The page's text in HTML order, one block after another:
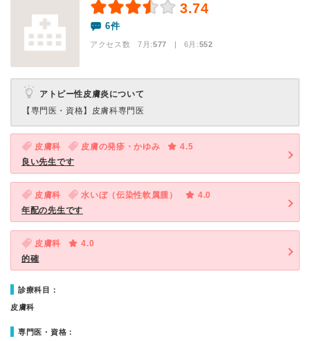
3.74
6件
アクセス数 7月:577 | 6月:552
アトピー性皮膚炎について
【専門医・資格】 皮膚科専門医
皮膚科 皮膚の発疹・かゆみ
4.5
良い先生です
皮膚科 水いぼ（伝染性軟属腫）
4.0
年配の先生です
皮膚科
4.0
的確
診療科目：
皮膚科
専門医・資格：